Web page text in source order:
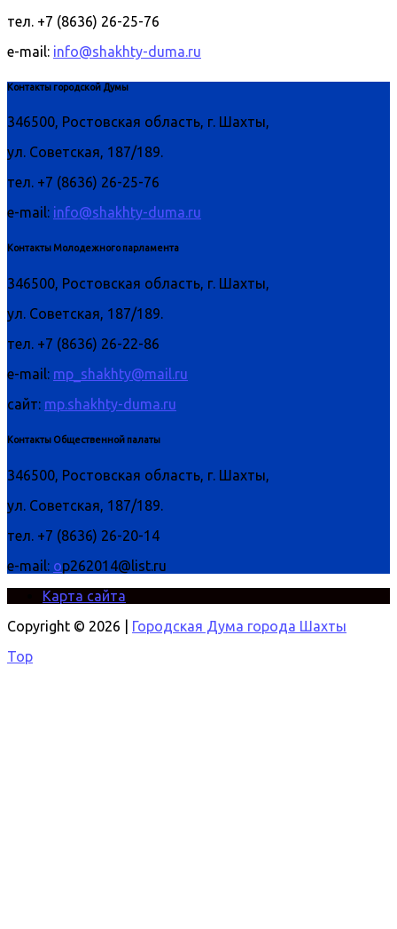
тел. +7 (8636) 26-25-76
e-mail: info@shakhty-duma.ru
Контакты городской Думы
346500, Ростовская область, г. Шахты,
ул. Советская, 187/189.
тел. +7 (8636) 26-25-76
e-mail: info@shakhty-duma.ru
Контакты Молодежного парламента
346500, Ростовская область, г. Шахты,
ул. Советская, 187/189.
тел. +7 (8636) 26-22-86
e-mail: mp_shakhty@mail.ru
сайт: mp.shakhty-duma.ru
Контакты Общественной палаты
346500, Ростовская область, г. Шахты,
ул. Советская, 187/189.
тел. +7 (8636) 26-20-14
e-mail: op262014@list.ru
Карта сайта
Copyright © 2026 |
Городская Дума города Шахты
Top